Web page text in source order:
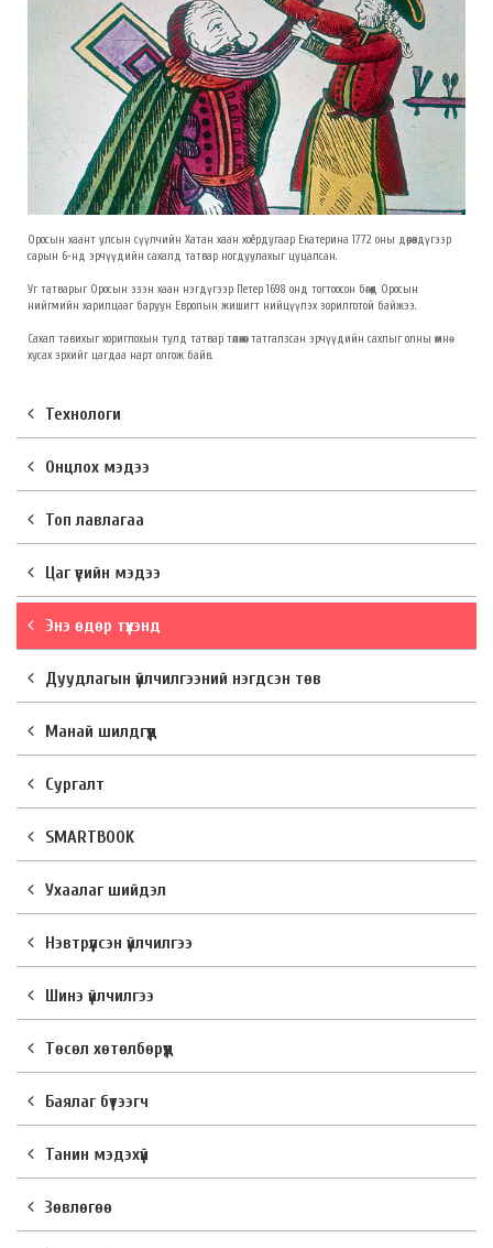
Оросын хаант улсын сүүлчийн Хатан хаан хоёрдугаар Екатерина 1772 оны дөрөвдүгээр
сарын 6-нд эрчүүдийн сахалд татвар ногдуулахыг цуцалсан.
Уг татварыг Оросын эзэн хаан нэгдүгээр Петер 1698 онд тогтоосон бөгөөд Оросын
нийгмийн харилцааг баруун Европын жишигт нийцүүлэх зорилготой байжээ.
Сахал тавихыг хориглохын тулд татвар төлөхөөс татгалзсан эрчүүдийн сахлыг олны өмнө
хусах эрхийг цагдаа нарт олгож байв.
Технологи
Онцлох мэдээ
Топ лавлагаа
Цаг үеийн мэдээ
Энэ өдөр түүхэнд
Дуудлагын үйлчилгээний нэгдсэн төв
Манай шилдгүүд
Сургалт
SMARTBOOK
Ухаалаг шийдэл
Нэвтрүүлсэн үйлчилгээ
Шинэ үйлчилгээ
Төсөл хөтөлбөрүүд
Баялаг бүтээгч
Танин мэдэхүй
Зөвлөгөө